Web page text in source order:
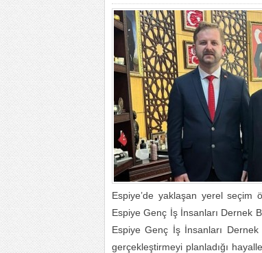
Espiye’de yaklaşan yerel seçim
Espiye Genç İş İnsanları Dernek
Espiye Genç İş İnsanları
gerçekleştirmeyi planladığı